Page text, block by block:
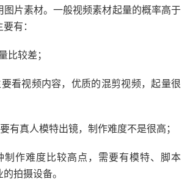
图片素材。一般视频素材起量的概率高于
有：
比较差；
看视频内容，优质的混剪视频，起量很
有真人模特出镜，制作难度不是很高；
制作难度比较高点，需要有模特、脚本
拍摄设备。